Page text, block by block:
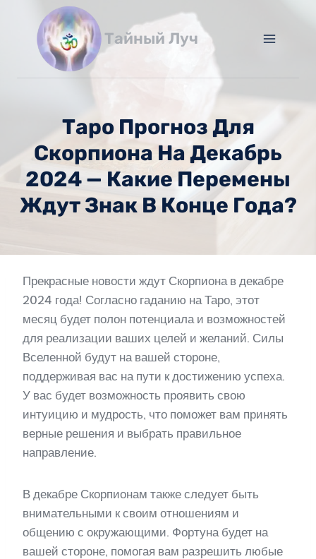
содержимому
Тайный Луч
Таро Прогноз Для
Скорпиона На Декабрь
2024 — Какие Перемены
Ждут Знак В Конце Года?
Прекрасные новости ждут Скорпиона в декабре
2024 года! Согласно гаданию на Таро, этот
месяц будет полон потенциала и возможностей
для реализации ваших целей и желаний. Силы
Вселенной будут на вашей стороне,
поддерживая вас на пути к достижению успеха.
У вас будет возможность проявить свою
интуицию и мудрость, что поможет вам принять
верные решения и выбрать правильное
направление.
В декабре Скорпионам также следует быть
внимательными к своим отношениям и
общению с окружающими. Фортуна будет на
вашей стороне, помогая вам разрешить любые